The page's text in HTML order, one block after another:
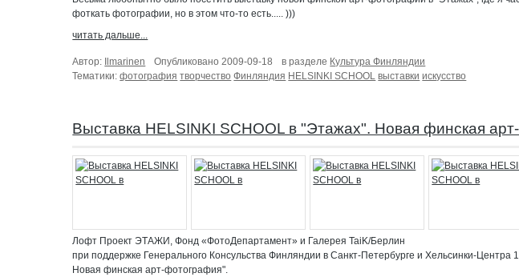
фоткать фотографии, но в этом что-то есть..... )))
читать дальше...
Автор: Ilmarinen Опубликовано 2009-09-18 в разделе Культура Финляндии
Тематики:фотография творчество Финляндия HELSINKI SCHOOL выставки искусство
Выставка HELSINKI SCHOOL в "Этажах". Новая финская
Лофт Проект ЭТАЖИ, Фонд «ФотоДепартамент» и Галерея TaiK/Берлин
при поддержке Генерального Консульства Финляндии в Санкт-Петербурге и Хельсинки-Центра
Новая финская арт-фотография".